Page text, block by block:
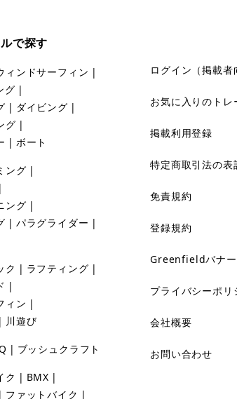
で探す
ィンドサーフィン
グ
ダイビング
グ
ボート
ング
ング
パラグライダー
ク
ラフティング
ィン
川遊び
ブッシュクラフト
ク
BMX
ファットバイク
ログイン（掲載者
お気に入りのトレ
掲載利用登録
特定商取引法の表
免責規約
登録規約
Greenfieldバナ
プライバシーポリ
会社概要
お問い合わせ